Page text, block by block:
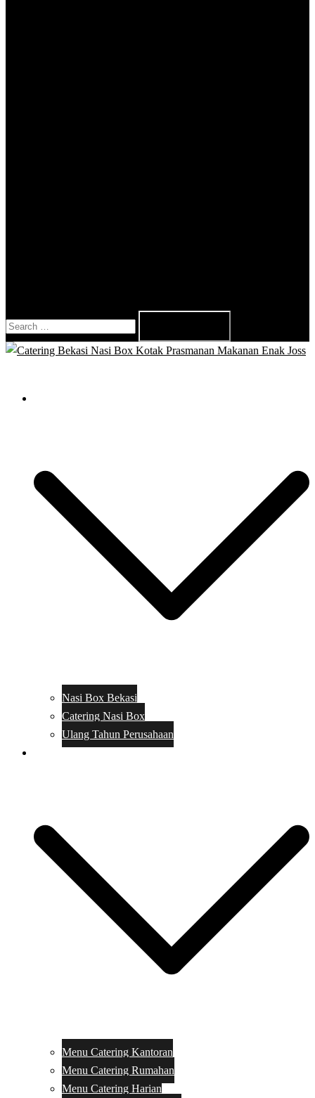
Search
for:
Nasi Box Bekasi
Catering Nasi Box
Ulang Tahun Perusahaan
Menu Catering Kantoran
Menu Catering Rumahan
Menu Catering Harian